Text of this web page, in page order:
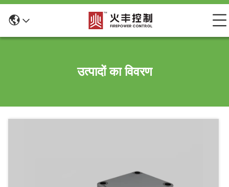
उत्पादों का विवरण